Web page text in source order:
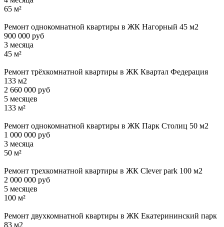
65 м²
Ремонт однокомнатной квартиры в ЖК Нагорный 45 м2
900 000 руб
3 месяца
45 м²
Ремонт трёхкомнатной квартиры в ЖК Квартал Федерация
133 м2
2 660 000 руб
5 месяцев
133 м²
Ремонт однокомнатной квартиры в ЖК Парк Столиц 50 м2
1 000 000 руб
3 месяца
50 м²
Ремонт трехкомнатной квартиры в ЖК Clever park 100 м2
2 000 000 руб
5 месяцев
100 м²
Ремонт двухкомнатной квартиры в ЖК Екатерининский парк
83 м2